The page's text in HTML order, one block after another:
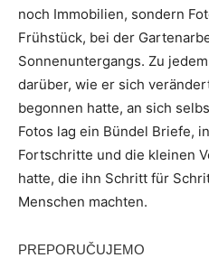
noch Immobilien, sondern
Frühstück, bei der
Sonnenuntergangs. Zu
darüber, wie er sich
begonnen hatte, an sich
Fotos lag ein Bündel Briefe,
Fortschritte und die kleinen
hatte, die ihn Schritt für
Menschen machten.